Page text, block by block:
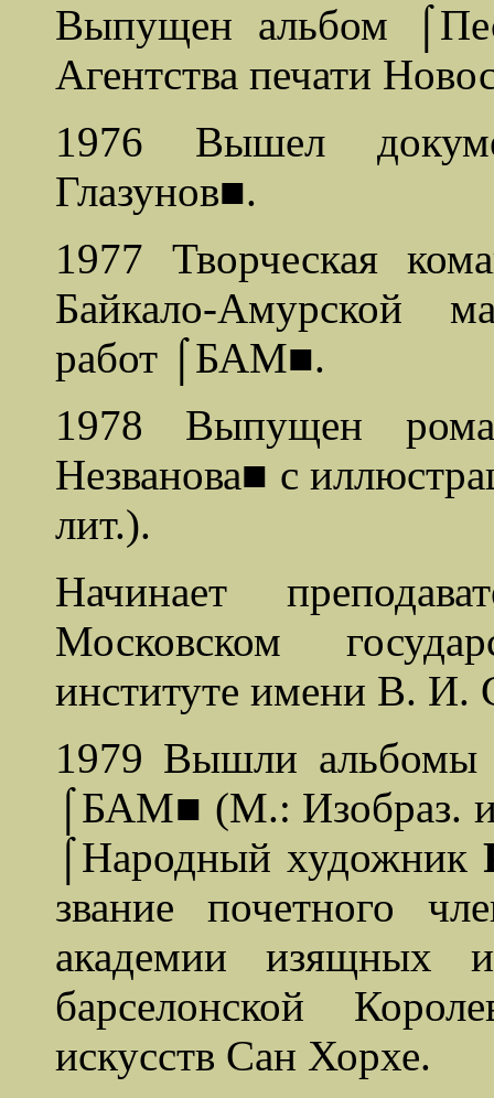
Выпущен альбом
Агентства печати
1976 Вышел
Глазунов■.
1977 Творческая
Байкало-Амурской
работ ⌠БАМ■.
1978 Выпущен
Незванова■ с
лит.).
Начинает
Московском
институте имени В. И.
1979 Вышли
⌠БАМ■ (М.: Изобраз.
⌠Народный художник
звание почетного
академии изящных
барселонской
искусств Сан Хорхе.